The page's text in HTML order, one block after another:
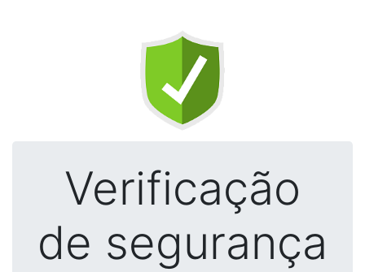
Verificação
de segurança